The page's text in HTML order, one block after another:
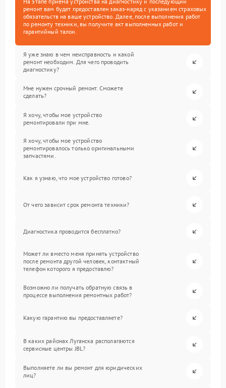
ремонт вам будет предоставлен заказ-наряд с указанием страховых
обязательств на ваше устройство. Далее, после выполнения работ
по ремонту техники, вы получите акт выполненных работ и
гарантийный талон.
Я уже знаю в чем неисправность и какой
ремонт необходим. Для чего проводить
диагностику?
Мне нужен срочный ремонт. Сможете
сделать?
Я хочу, чтобы мое устройство
ремонтировали при мне.
Я хочу, чтобы мое устройство
ремонтировалось только оригинальными
запчастями.
Как я узнаю, что мое устройство готово?
От чего зависит срок ремонта техники?
Диагностика проводится бесплатно?
Может ли вместо меня принять устройство
после ремонта другой человек, контактный
телефон которого я предоставлю?
Возможно ли получать обратную связь в
процессе выполнения ремонтных работ?
Какую гарантию вы предоставляете?
В каких районах Луганска располагаются
сервисные центры JBL?
Выполняете ли вы ремонт для юридических
лиц?